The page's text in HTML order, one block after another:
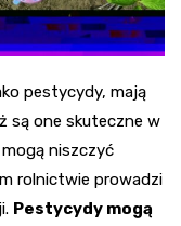
pestycydy, mają
są one skuteczne w
niszczyć
rolnictwie prowadzi
Pestycydy mogą